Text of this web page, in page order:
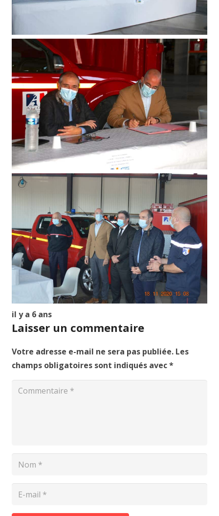
il y a 6 ans
Laisser un commentaire
Votre adresse e-mail ne sera pas publiée. Les
champs obligatoires sont indiqués avec*